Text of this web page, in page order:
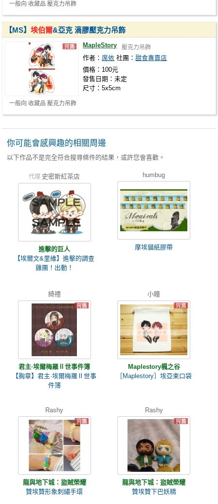
一般向 收藏品 壓克力吊飾
一般向 收藏品 壓克力吊飾
【MS】埃伯爾&亞克 滴膠壓克力吊飾
MapleStory 壓克力吊飾
作者： 席依 社團：甜食專賣店
價格：100元
發售日期：未定
尺寸：5x5cm
你可能會感興趣的相關周邊
以下作品不是完全符合搜尋條件的結果，或許您會喜歡。
代理 史密斯紅茶店
進擊的巨人
【埃爾文&里維】進擊的調查
雞團！出動！
humbug
摩埃貓紙膠帶
綺禮
君主·埃爾梅羅Ⅱ世事件簿
【胸章】君主·埃爾梅羅Ⅱ世事
件簿
小瞳
Maplestory楓之谷
［Maplestory］埃亞束口袋
Rashy
龍與地下城：盜賊榮耀
贊埃贊形象刺繡手環
Rashy
龍與地下城：盜賊榮耀
贊埃贊下巴妖精